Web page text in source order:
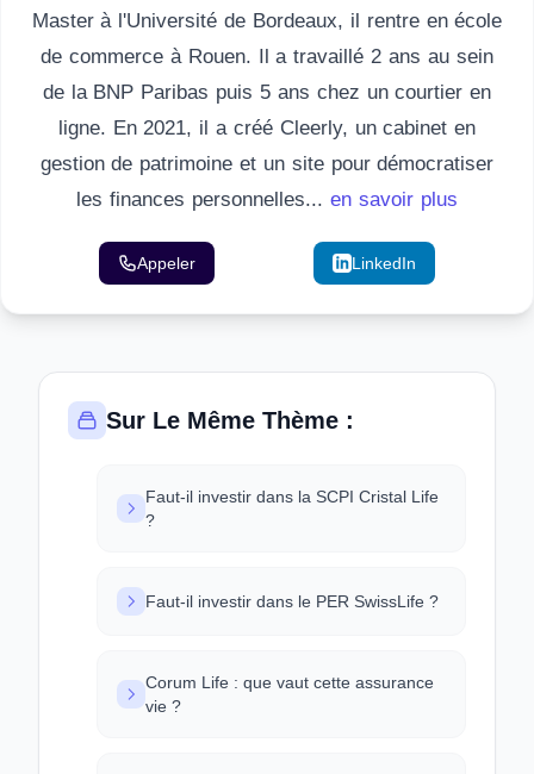
Master à l'Université de Bordeaux, il rentre en école
de commerce à Rouen. Il a travaillé 2 ans au sein
de la BNP Paribas puis 5 ans chez un courtier en
ligne. En 2021, il a créé Cleerly, un cabinet en
gestion de patrimoine et un site pour démocratiser
les finances personnelles... en savoir plus
Appeler LinkedIn
Sur Le Même Thème :
Faut-il investir dans la SCPI Cristal Life
?
Faut-il investir dans le PER SwissLife ?
Corum Life : que vaut cette assurance
vie ?